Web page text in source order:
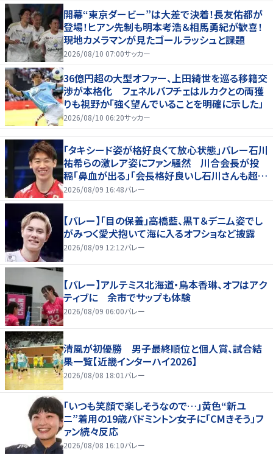
開幕“東京ダービー”は大差で決着！長友佑都が
登場！ヒアン先制も明本考浩＆相馬勇紀が歓喜！
現地カメラマンが見たゴールラッシュと課題
2026/08/10 07:00サッカー
36億円超の大型オファー、上田綺世を巡る移籍交
渉が本格化 フェネルバフチェはルカクとの両獲
りも視野か「強く望んでいることを明確に示した」
2026/08/10 06:20サッカー
「タキシード姿が格好良くて放心状態」バレー石川
祐希らの激レア姿にファン騒然 川合会長が投
稿「鼻血が出る」「会長格好良いし石川さんも超格
好いい」
2026/08/09 16:48バレー
【バレー】「目の保養」高橋藍、黒Ｔ＆デニム姿でし
がみつく愛犬抱いて海に入るオフショなど披露
2026/08/09 12:12バレー
【バレー】アルテミス北海道・鳥本香琳、オフはアク
ティブに 余市でサップも体験
2026/08/09 06:00バレー
清風が初優勝 男子最終順位と個人賞、試合結
果一覧【近畿インターハイ2026】
2026/08/08 18:01 バレー
「いつも笑顔で楽しそうなので…」黄色“新ユ
ニ”着用の19歳バドミントン女子に「CMきそう」フ
ァン続々反応
2026/08/08 16:10バレー